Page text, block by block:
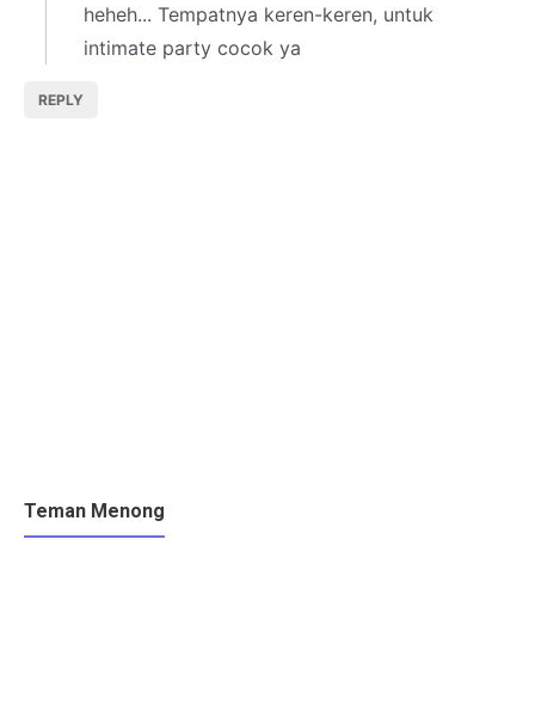
heheh... Tempatnya keren-keren, untuk
intimate party cocok ya
REPLY
Teman Menong